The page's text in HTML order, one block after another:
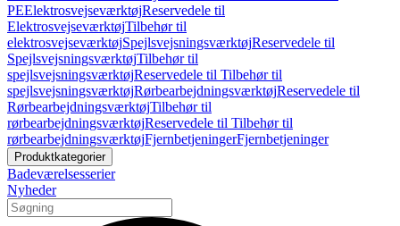
PEElektrosvejseværktøjReservedele til
ElektrosvejseværktøjTilbehør til
elektrosvejseværktøjSpejlsvejsningsværktøjReservedele til
SpejlsvejsningsværktøjTilbehør til
spejlsvejsningsværktøjReservedele til Tilbehør til
spejlsvejsningsværktøjRørbearbejdningsværktøjReservedele til
RørbearbejdningsværktøjTilbehør til
rørbearbejdningsværktøjReservedele til Tilbehør til
rørbearbejdningsværktøjFjernbetjeningerFjernbetjeninger
Produktkategorier
Badeværelsesserier
Nyheder